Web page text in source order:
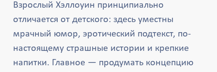
Взрослый Хэллоуин принципиально
отличается от детского: здесь уместны
мрачный юмор, эротический подтекст, по-
настоящему страшные истории и крепкие
напитки. Главное — продумать концепцию